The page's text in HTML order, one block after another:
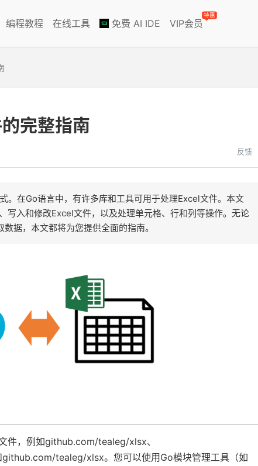
编程教程 在线工具 免费 AI IDE VIP会员
特惠
完整指南
反馈
。在Go语言中，有许多库和工具可用于处理Excel文件。本文
写入和修改Excel文件，以及处理单元格、行和列等操作。无论
据，本文都将为您提供全面的指南。
件，例如github.com/tealeg/xlsx、
tealeg/xlsx。您可以使用Go模块管理工具（如